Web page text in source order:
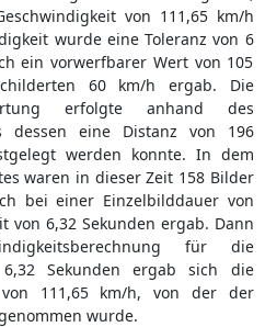
von 111,65 km/h
wurde eine Toleranz von 6
ein vorwerfbarer Wert von 105
60 km/h ergab. Die
erfolgte anhand des
dessen eine Distanz von 196
werden konnte. In dem
waren in dieser Zeit 158 Bilder
bei einer Einzelbilddauer von
von 6,32 Sekunden ergab. Dann
für die
Sekunden ergab sich die
von 111,65 km/h, von der der
wurde.